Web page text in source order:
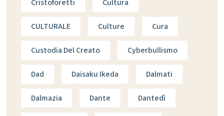
Cristoforetti Cultura
CULTURALE Culture Cura
Custodia Del Creato Cyberbullismo
Dad Daisaku Ikeda Dalmati
Dalmazia Dante Dantedì